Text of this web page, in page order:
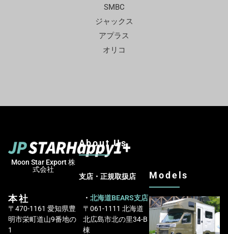
SMBC
ジャックス
アプラス
オリコ
Moon Star Export 株
式会社
本社
〒470-1161 愛知県豊
明市栄町道山9番地の
1
About Us
支店・正規取扱店
・ 北海道BEARS支店
〒061-1111 北海道
北広島市北の里34-B
棟
Models